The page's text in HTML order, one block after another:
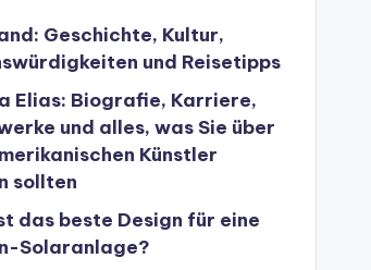
Geschichte, Kultur,
und Reisetipps
Elias: Biografie, Karriere,
und alles, was Sie über
Künstler
sollten
das beste Design für eine
Solaranlage?